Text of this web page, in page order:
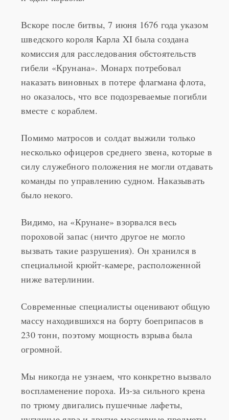
Вскоре после битвы, 7 июня 1676 года указом
шведского короля Карла XI была создана
комиссия для расследования обстоятельств
гибели «Крунана». Монарх потребовал
наказать виновных в потере флагмана флота,
но оказалось, что все подозреваемые погибли
вместе с кораблем.
Помимо матросов и солдат выжили только
несколько офицеров среднего звена, которые в
силу служебного положения не могли отдавать
команды по управлению судном. Наказывать
было некого.
Видимо, на «Крунане» взорвался весь
пороховой запас (ничто другое не могло
вызвать такие разрушения). Он хранился в
специальной крюйт-камере, расположенной
ниже ватерлинии.
Современные специалисты оценивают общую
массу находившихся на борту боеприпасов в
230 тонн, поэтому мощность взрыва была
огромной.
Мы никогда не узнаем, что конкретно вызвало
воспламенение пороха. Из-за сильного крена
по трюму двигались пушечные лафеты,